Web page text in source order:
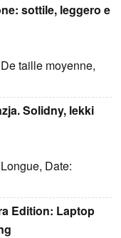
sottile, leggero e
taille moyenne,
Solidny, lekki
Date:
Edition: Laptop